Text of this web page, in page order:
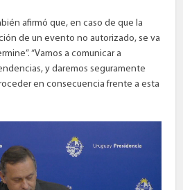
afirmó que, en caso de que la
de un evento no autorizado, se va
“Vamos a comunicar a
y daremos seguramente
en consecuencia frente a esta